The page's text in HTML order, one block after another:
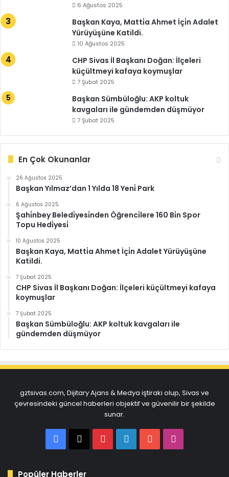
6 Ağustos 2025
Başkan Kaya, Matti̇a Ahmet İçi̇n Adalet
Yürüyüşüne Katildi.
10 Ağustos 2025
CHP Sivas İl Başkanı Doğan: İlçeleri
küçültmeyi kafaya koymuşlar
7 Şubat 2025
Başkan Sümbüloğlu: AKP koltuk
kavgaları ile gündemden düşmüyor
7 Şubat 2025
En Çok Okunanlar
26 Ağustos 2025
Başkan Yılmaz’dan 1 Yılda 18 Yeni̇ Park
6 Ağustos 2025
Şahi̇nbey Beledi̇yesi̇nden Öğrenci̇lere 160 Bi̇n Spor
Topu Hedi̇yesi̇
10 Ağustos 2025
Başkan Kaya, Matti̇a Ahmet İçi̇n Adalet Yürüyüşüne
Katildi.
7 Şubat 2025
CHP Sivas İl Başkanı Doğan: İlçeleri küçültmeyi kafaya
koymuşlar
7 Şubat 2025
Başkan Sümbüloğlu: AKP koltuk kavgaları ile
gündemden düşmüyor
gztsivas.com, Dijitary Ajans & Medya iştiraki olup, Sivas ve
çevresindeki güncel haberleri objektif ve güvenilir bir şekilde
sunar.
Facebook
X PinterestLinkedInYouTube
Popüler Haberler